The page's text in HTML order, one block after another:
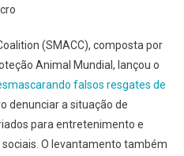
(SMACC), composta por
Animal Mundial, lançou o
falsos resgates de
denunciar a situação de
para entretenimento e
O levantamento também